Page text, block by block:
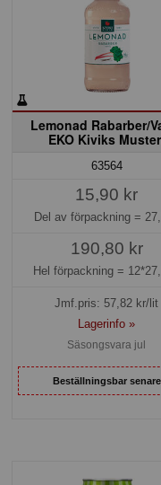
Lemonad Rabarber/
EKO Kiviks
63564
15,90 kr
Del av förpackning =
190,80 kr
Hel förpackning =
Jmf.pris: 57,82 kr/lit
Lagerinfo »
Säsongsvara jul
Beställningsbar senare